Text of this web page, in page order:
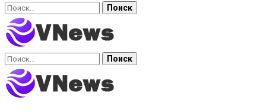
Найти:
Найти: